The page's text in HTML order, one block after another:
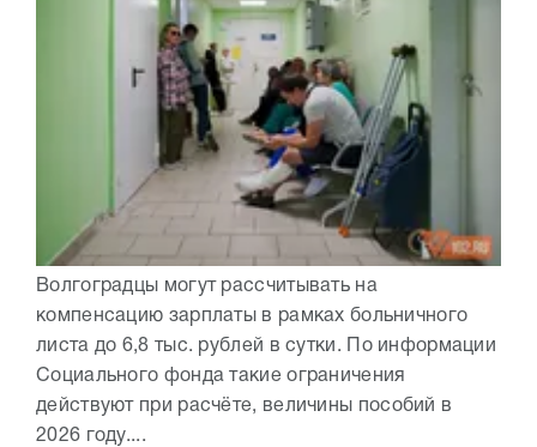
Волгоградцы могут рассчитывать на
компенсацию зарплаты в рамках больничного
листа до 6,8 тыс. рублей в сутки. По информации
Социального фонда такие ограничения
действуют при расчёте, величины пособий в
2026 году....